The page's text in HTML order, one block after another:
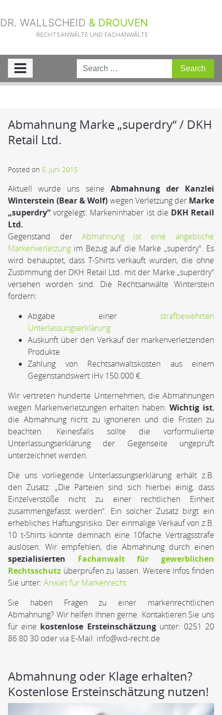
DR. WALLSCHEID & DROUVEN
RECHTSANWÄLTE UND FACHANWÄLTE
Sie sind hier: Aktuelle Fälle»
Abmahnung Marke „superdry“ /
DKH Retail Ltd.
Abmahnung Marke „superdry“ / DKH
Retail Ltd.
Posted on 5. Juni 2015
Aktuell wurde uns seine Abmahnung der Kanzlei
Winterstein (Bear & Wolf) wegen Verletzung der Marke
„superdry“ vorgelegt. Markeninhaber ist die DKH Retail
Ltd.
Gegenstand der Abmahnung ist eine angebliche
Markenverletzung im Bezug auf die Marke „superdry“. Es
wird behauptet, dass T-Shirts verkauft wurden, die ohne
Zustimmung der DKH Retail Ltd. mit der Marke „superdry“
versehen worden sind. Die Rechtsanwälte Winterstein
fordern:
Abgabe einer strafbewehrten
Unterlassungserklärung
Auskunft über den Verkauf der markenverletzenden
Produkte
Zahlung von Rechtsanwaltskosten aus einem
Gegenstandswert iHv 150.000 €.
Wir vertreten hunderte Unternehmen, die Abmahnungen
wegen Markenverletzungen erhalten haben.Wichtig ist,
die Abmahnung nicht zu ignorieren und die Fristen zu
beachten. Keinesfalls sollte die vorformulierte
Unterlassungserklärung der Gegenseite ungeprüft
unterzeichnet werden.
Die uns vorliegende Unterlassungserklärung erhält z.B.
den Zusatz: „Die Parteien sind sich hierbei einig, dass
Einzelverstöße nicht zu einer rechtlichen Einheit
zusammengefasst werden“. Ein solcher Zusatz birgt ein
erhebliches Haftungsrisiko. Der einmalige Verkauf von z.B.
10 t-Shirts könnte demnach eine 10fache Vertragsstrafe
auslösen. Wir empfehlen, die Abmahnung durch einen
spezialisierten Fachanwalt für gewerblichen
Rechtsschutz überprüfen zu lassen. Weitere Infos finden
Sie unter: Anwalt für Markenrecht
Sie haben Fragen zu einer markenrechtlichen
Abmahnung? Wir helfen Ihnen gerne. Kontaktieren Sie uns
für eine kostenlose Ersteinschätzungunter: 0251 20
86 80 30 oder via E-Mail: info@wd-recht.de
Abmahnung oder Klage erhalten?
Kostenlose Ersteinschätzung nutzen!